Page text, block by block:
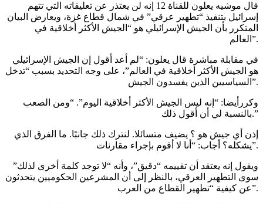
قال موشيه يعلون للقناة 12 إنه لن يعتذر عن تعليقاته التي تتهم
إسرائيل بتنفيذ “تطهير عرقي” في شمال قطاع غزة، ويعارض البيان
المتكرر بأن الجيش الإسرائيلي هو “الجيش الأكثر أخلاقية في
العالم”.
في مقابلة مباشرة قال يعلون: “لم أعد أقول إن الجيش الإسرائيلي
هو الجيش الأكثر أخلاقية في العالم”، على وجه التحديد بسبب “تدخل
السياسيين الذين يفسدون الجيش”.
وكررأيضا: “إنه ليس الجيش الأكثر أخلاقية اليوم”. “ومن الصعب
بالنسبة لي أن أقول ذلك.”
إذن أي جيش هو ؟ يضيف متسائلا. لنترك ذلك جانبًا. ما الفرق الذي
يشكله؟ أجاب: “أنا لا أقوم بإجراء مقارنات”.
ويقول إنه يعتقد أن تقييمه “دقيق”، وأنه “لا توجد كلمة أخرى لذلك”
سوى التطهير العرقي، بالنظر إلى أن المشرعين الحكوميين يتحدثون
عن كيفية “تطهير القطاع من العرب”.